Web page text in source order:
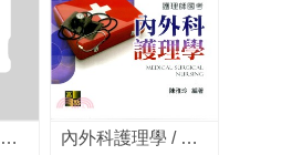
內外科護理學 / 陳雅玲編著 內外科護理學 / 陳雅玲編著